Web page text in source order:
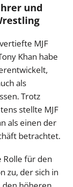
und
MJF
Khan habe
als
Trotz
stellte MJF
als einen der
betrachtet.
Rolle für den
zu, der sich in